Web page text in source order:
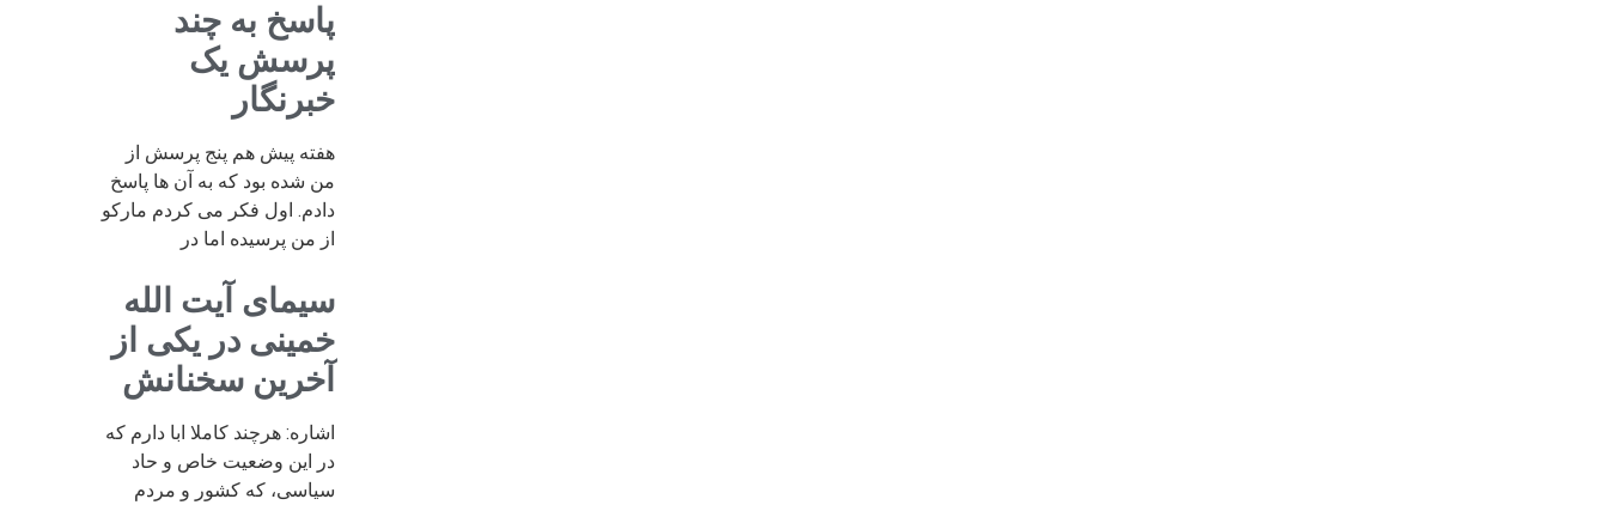
پاسخ به چند
پرسش یک
خبرنگار
هفته پیش هم پنج پرسش از
من شده بود که به آن ها پاسخ
دادم. اول فکر می کردم مارکو
از من پرسیده اما در
سیمای آیت الله
خمینی در یکی از
آخرین سخنانش
اشاره: هرچند کاملا ابا دارم که
در این وضعیت خاص و حاد
سیاسی، که کشور و مردم